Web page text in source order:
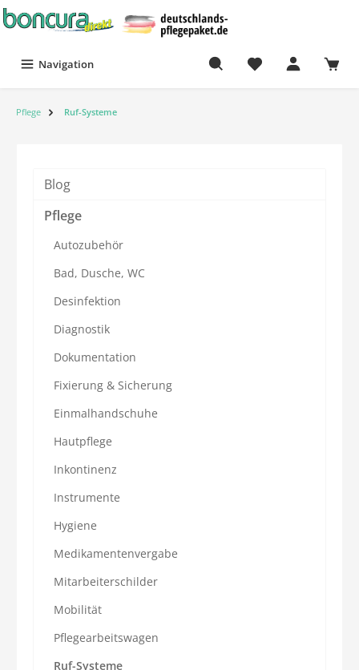
Navigation
Pflege Ruf-Systeme
Blog
Pflege
Autozubehör
Bad, Dusche, WC
Desinfektion
Diagnostik
Dokumentation
Fixierung & Sicherung
Einmalhandschuhe
Hautpflege
Inkontinenz
Instrumente
Hygiene
Medikamentenvergabe
Mitarbeiterschilder
Mobilität
Pflegearbeitswagen
Ruf-Systeme